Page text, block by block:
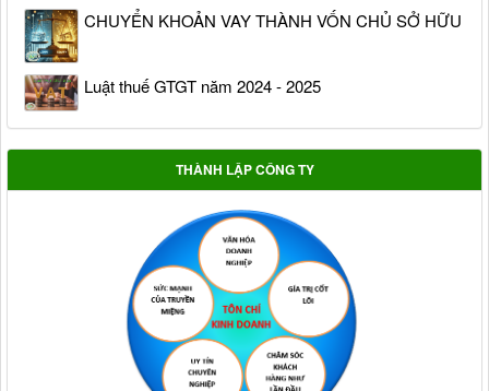
CHUYỂN KHOẢN VAY THÀNH VỐN CHỦ SỞ HỮU
Luật thuế GTGT năm 2024 - 2025
THÀNH LẬP CÔNG TY